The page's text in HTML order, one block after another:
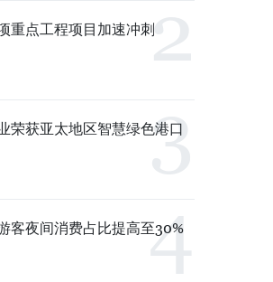
重点工程项目加速冲刺
荣获亚太地区智慧绿色港口
客夜间消费占比提高至30%